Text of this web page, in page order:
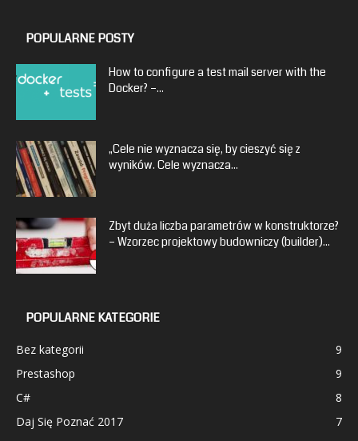
POPULARNE POSTY
How to configure a test mail server with the
Docker? –...
„Cele nie wyznacza się, by cieszyć się z
wyników. Cele wyznacza...
Zbyt duża liczba parametrów w konstruktorze?
– Wzorzec projektowy budowniczy (builder)...
POPULARNE KATEGORIE
Bez kategorii
9
Prestashop
9
C#
8
Daj Się Poznać 2017
7